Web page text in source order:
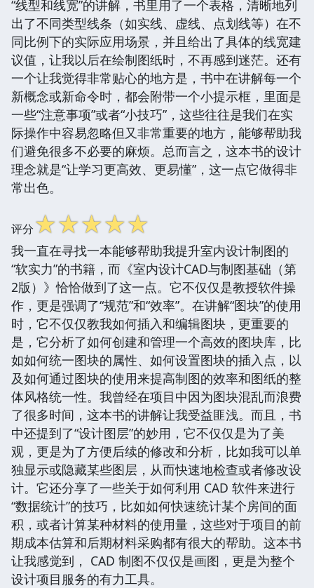
“线型和线宽”的讲解，书里用了一个表格，清晰地列
出了不同类型线条（如实线、虚线、点划线等）在不
同比例下的实际应用场景，并且给出了具体的线宽建
议值，让我以后在绘制图纸时，不再感到迷茫。还有
一个让我觉得非常贴心的地方是，书中在讲解每一个
新概念或新命令时，都会附带一个小提示框，里面是
一些“注意事项”或者“小技巧”，这些往往是我们在实
际操作中容易忽略但又非常重要的地方，能够帮助我
们避免很多不必要的麻烦。总而言之，这本书的设计
理念就是“让学习更高效、更易懂”，这一点它做得非
常出色。
评分☆☆☆☆☆
我一直在寻找一本能够帮助我提升室内设计制图的
“软实力”的书籍，而《室内设计CAD与制图基础（第
2版）》恰恰做到了这一点。它不仅仅是教授软件操
作，更是强调了“规范”和“效率”。在讲解“图块”的使用
时，它不仅仅教我如何插入和编辑图块，更重要的
是，它分析了如何创建和管理一个高效的图块库，比
如如何统一图块的属性、如何设置图块的插入点，以
及如何通过图块的使用来提高制图的效率和图纸的整
体风格统一性。我曾经在项目中因为图块混乱而浪费
了很多时间，这本书的讲解让我受益匪浅。而且，书
中还提到了“设计图层”的妙用，它不仅仅是为了美
观，更是为了方便后续的修改和分析，比如我可以单
独显示或隐藏某些图层，从而快速地检查或者修改设
计。它还分享了一些关于如何利用 CAD 软件来进行
“数据统计”的技巧，比如如何快速统计某个房间的面
积，或者计算某种材料的使用量，这些对于项目的前
期成本估算和后期材料采购都有很大的帮助。这本书
让我感觉到， CAD 制图不仅仅是画图，更是为整个
设计项目服务的有力工具。